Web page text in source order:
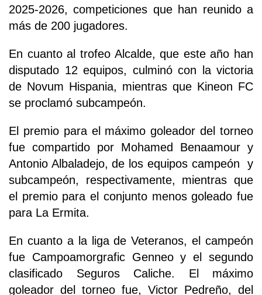
2025-2026, competiciones que han reunido a
más de 200 jugadores.
En cuanto al trofeo Alcalde, que este año han
disputado 12 equipos, culminó con la victoria
de Novum Hispania, mientras que Kineon FC
se proclamó subcampeón.
El premio para el máximo goleador del torneo
fue compartido por Mohamed Benaamour y
Antonio Albaladejo, de los equipos campeón y
subcampeón, respectivamente, mientras que
el premio para el conjunto menos goleado fue
para La Ermita.
En cuanto a la liga de Veteranos, el campeón
fue Campoamorgrafic Genneo y el segundo
clasificado Seguros Caliche. El máximo
goleador del torneo fue, Victor Pedreño, del